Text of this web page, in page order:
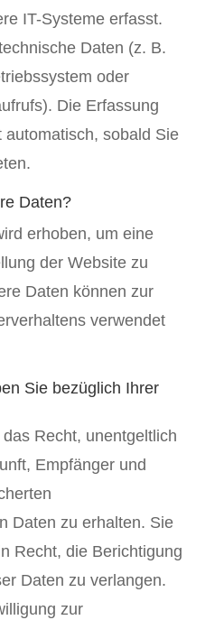
IT-Systeme erfasst.
Daten (z. B.
oder
Die Erfassung
sobald Sie
Daten?
erhoben, um eine
der Website zu
Daten können zur
verwendet
Sie bezüglich Ihrer
Recht, unentgeltlich
Empfänger und
Daten zu erhalten. Sie
Recht, die Berichtigung
Daten zu verlangen.
zur